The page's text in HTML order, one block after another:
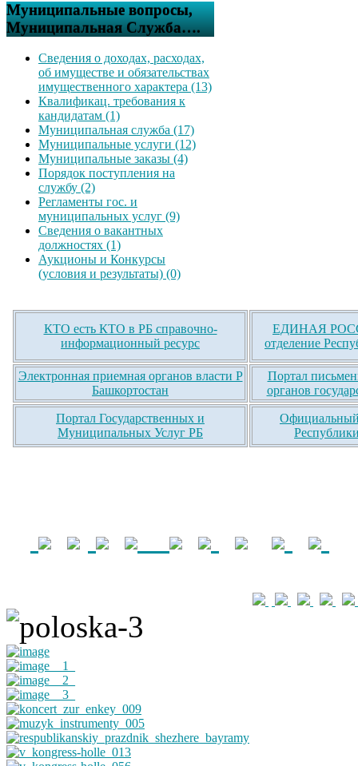
Муниципальные вопросы,
Муниципальная Служба….
Сведения о доходах, расходах,
об имуществе и обязательствах
имущественного характера (13)
Квалификац. требования к
кандидатам (1)
Муниципальная служба (17)
Муниципальные услуги (12)
Муниципальные заказы (4)
Порядок поступления на
службу (2)
Регламенты гос. и
муниципальных услуг (9)
Сведения о вакантных
должностях (1)
Аукционы и Конкурсы
(условия и результаты) (0)
КТО есть КТО в РБ справочно-
информационный ресурс
ЕДИНАЯ
отделение
Электронная приемная органов власти Р
Башкортостан
Портал
органов
Портал Государственных и
Муниципальных Услуг РБ
Официальный